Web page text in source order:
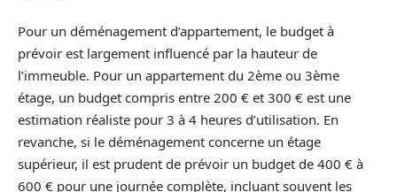
Pour un déménagement d’appartement, le budget à
prévoir est largement influencé par la hauteur de
l’immeuble. Pour un appartement du 2ème ou 3ème
étage, un budget compris entre 200 € et 300 € est une
estimation réaliste pour 3 à 4 heures d’utilisation. En
revanche, si le déménagement concerne un étage
supérieur, il est prudent de prévoir un budget de 400 € à
600 € pour une journée complète, incluant souvent les